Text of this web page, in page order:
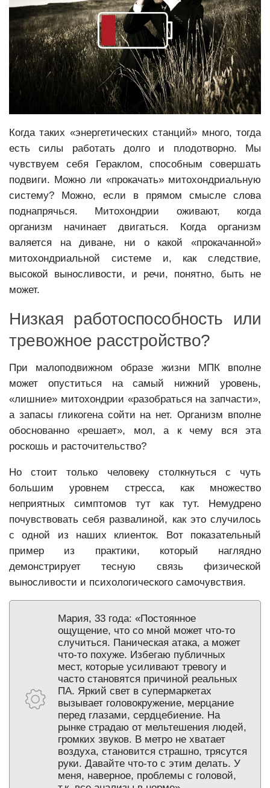
Когда таких «энергетических станций» много, тогда
есть силы работать долго и плодотворно. Мы
чувствуем себя Гераклом, способным совершать
подвиги. Можно ли «прокачать» митохондриальную
систему? Можно, если в прямом смысле слова
поднапрячься. Митохондрии оживают, когда
организм начинает двигаться. Когда организм
валяется на диване, ни о какой «прокачанной»
митохондриальной системе и, как следствие,
высокой выносливости, и речи, понятно, быть не
может.
Низкая работоспособность или
тревожное расстройство?
При малоподвижном образе жизни МПК вполне
может опуститься на самый нижний уровень,
«лишние» митохондрии «разобраться на запчасти»,
а запасы гликогена сойти на нет. Организм вполне
обоснованно «решает», мол, а к чему вся эта
роскошь и расточительство?
Но стоит только человеку столкнуться с чуть
большим уровнем стресса, как множество
неприятных симптомов тут как тут. Немудрено
почувствовать себя развалиной, как это случилось
с одной из наших клиенток. Вот показательный
пример из практики, который наглядно
демонстрирует тесную связь физической
выносливости и психологического самочувствия.
Мария, 33 года: «Постоянное
ощущение, что со мной может что-то
случиться. Паническая атака, а может
что-то похуже. Избегаю публичных
мест, которые усиливают тревогу и
часто становятся причиной реальных
ПА. Яркий свет в супермаркетах
вызывает головокружение, мерцание
перед глазами, сердцебиение. На
рынке страдаю от мельтешения людей,
громких звуков. В метро не хватает
воздуха, становится страшно, трясутся
руки. Давайте что-то с этим делать. У
меня, наверное, проблемы с головой,